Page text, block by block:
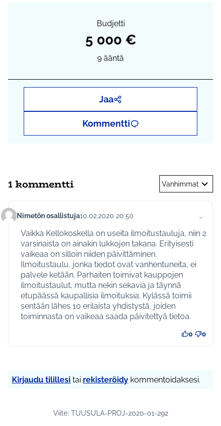
Budjetti
5 000 €
9 ääntä
Jaa
Kommentti
1 kommentti Vanhimmat
Kommentti 300
Nimetön osallistuja10.02.2020 20:50 …
Vaikka Kellokoskella on useita ilmoitustauluja, niin 2
varsinaista on ainakin lukkojen takana. Erityisesti
vaikeaa on silloin niiden päivittäminen.
Ilmoitustaulu, jonka tiedot ovat vanhentuneita, ei
palvele ketään. Parhaiten toimivat kauppojen
ilmoitustaulut, mutta nekin sekavia ja täynnä
etupäässä kaupallisia ilmoituksia. Kylässä toimii
sentään lähes 10 erilaista yhdistystä, joiden
toiminnasta on vaikeaa saada päivitettyä tietoa.
0 0
Kirjaudu tilillesi tai rekisteröidy kommentoidaksesi.
Viite: TUUSULA-PROJ-2020-01-292